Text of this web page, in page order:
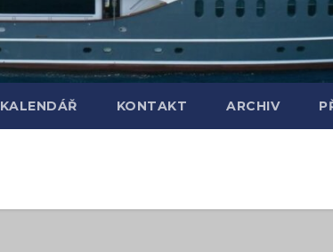
KALENDÁŘ KONTAKT ARCHIV